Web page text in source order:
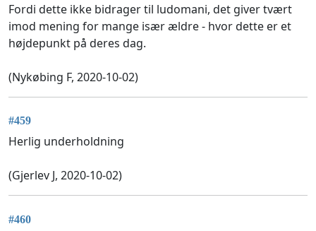
Fordi dette ikke bidrager til ludomani, det giver tvært
imod mening for mange især ældre - hvor dette er et
højdepunkt på deres dag.
(Nykøbing F, 2020-10-02)
#459
Herlig underholdning
(Gjerlev J, 2020-10-02)
#460